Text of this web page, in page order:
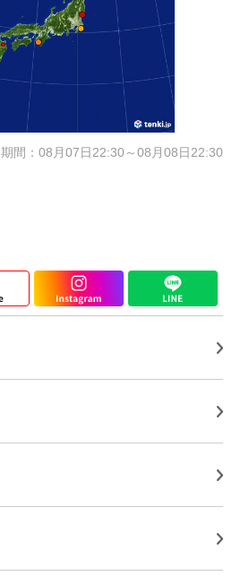
期間：08月07日22:30～08月08日22:30